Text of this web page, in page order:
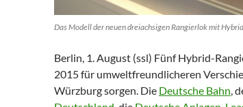
Das Modell der neuen dreiachsigen Rangierlok mit
Berlin, 1. August (ssl) Fünf Hybrid-
2015 für umweltfreundlicheren
Würzburg sorgen. Die Deutsche Bahn,